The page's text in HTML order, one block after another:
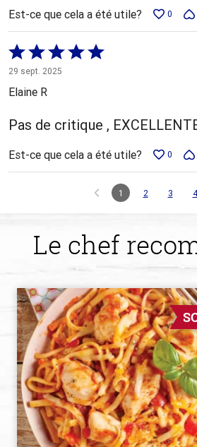
Est-ce que cela a été utile? 0
Coté
5 sur
5
29 sept. 2025
Elaine R
Pas de critique ,
Est-ce que cela a été utile? 0
1 2 3 4
Le chef